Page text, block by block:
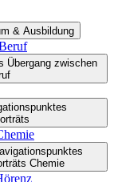
& Ausbildung
Übergang zwischen
Chemie